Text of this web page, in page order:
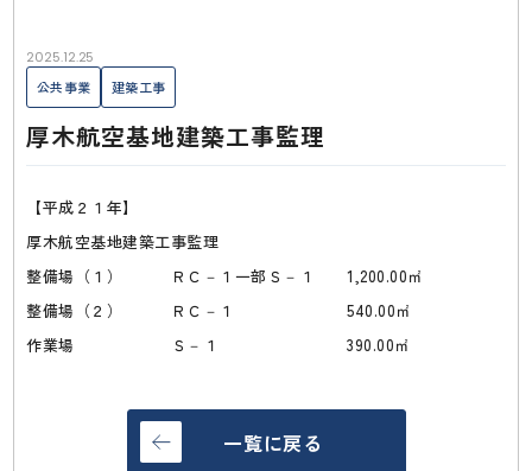
2025.12.25
公共事業
建築工事
厚木航空基地建築工事監理
【平成２１年】
厚木航空基地建築工事監理
整備場（１） ＲＣ－１一部Ｓ－１ 1,200.00㎡
整備場（２） ＲＣ－１ 540.00㎡
作業場 Ｓ－１ 390.00㎡
一覧に戻る